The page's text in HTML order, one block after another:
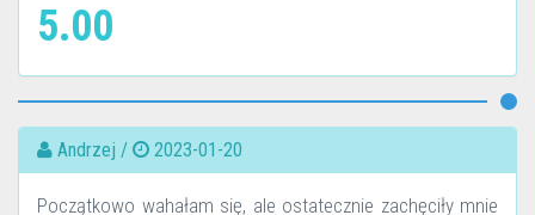
5.00
Andrzej / 2023-01-20
Początkowo wahałam się, ale ostatecznie zachęciły mnie